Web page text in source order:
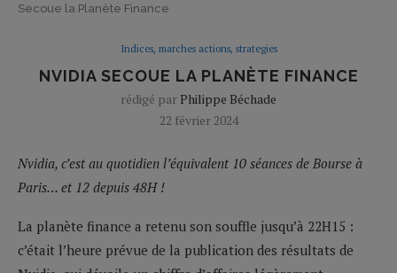
Secoue la Planète Finance
Indices, marches actions, strategies
NVIDIA SECOUE LA PLANÈTE FINANCE
rédigé par Philippe Béchade
22 février 2024
Nvidia, c’est au quotidien l’équivalent 10 séances de Bourse à
Paris… et 12 depuis 48H !
La planète finance a retenu son souffle jusqu’à 22H15 :
c’était l’heure prévue de la publication des résultats de